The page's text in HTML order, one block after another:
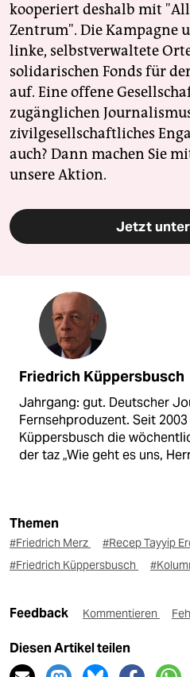
kooperiert deshalb mit
Zentrum". Die Kampagne
linke, selbstverwaltete
solidarischen Fonds für
auf. Eine offene
zugänglichen
zivilgesellschaftliches
auch? Dann machen Sie
unsere Aktion.
Jetzt
Friedrich Küppersbusch
Jahrgang: gut. Deutscher
Fernsehproduzent. Seit
Küppersbusch die
der taz „Wie geht es uns,
Themen
#Friedrich Merz #Recep Tayyip
#Friedrich Küppersbusch
Feedback Kommentieren
Diesen Artikel teilen